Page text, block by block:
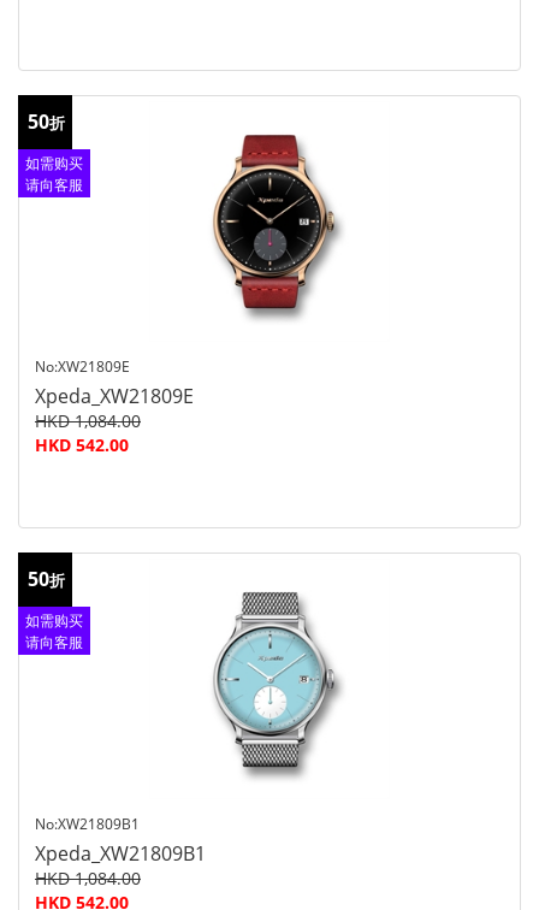
50折
如需购买
请向客服
No:XW21809E
Xpeda_XW21809E
HKD 1,084.00
HKD 542.00
50折
如需购买
请向客服
No:XW21809B1
Xpeda_XW21809B1
HKD 1,084.00
HKD 542.00